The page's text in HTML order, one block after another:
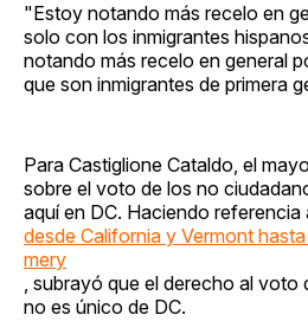
"Estoy notando más recelo en
solo con los inmigrantes
notando más recelo en general
que son inmigrantes de primera
Para Castiglione Cataldo, el
sobre el voto de los no
aquí en DC. Haciendo referencia
desde California y Vermont
mery
, subrayó que el derecho al voto
no es único de DC.